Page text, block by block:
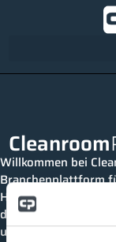
Cleanroom
Willkommen bei
Branchenplattform
Hier bleibst du
dich mit anderen
und Events der